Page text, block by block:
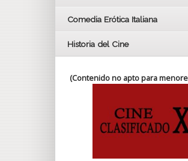
Comedia Erótica Italiana
Historia del Cine
(Contenido no apto para